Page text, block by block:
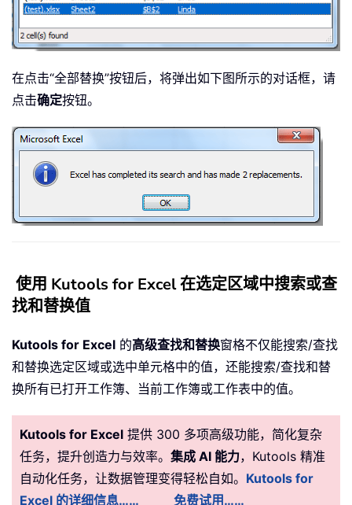
在点击“全部替换”按钮后，将弹出如下图所示的对话框，请
点击确定按钮。
使用 Kutools for Excel 在选定区域中搜索或查
找和替换值
Kutools for Excel 的高级查找和替换窗格不仅能搜索/查找
和替换选定区域或选中单元格中的值，还能搜索/查找和替
换所有已打开工作簿、当前工作簿或工作表中的值。
Kutools for Excel 提供 300 多项高级功能，简化复杂
任务，提升创造力与效率。 集成 AI 能力，Kutools 精准
自动化任务，让数据管理变得轻松自如。 Kutools for
Excel 的详细信息……
免费试用……